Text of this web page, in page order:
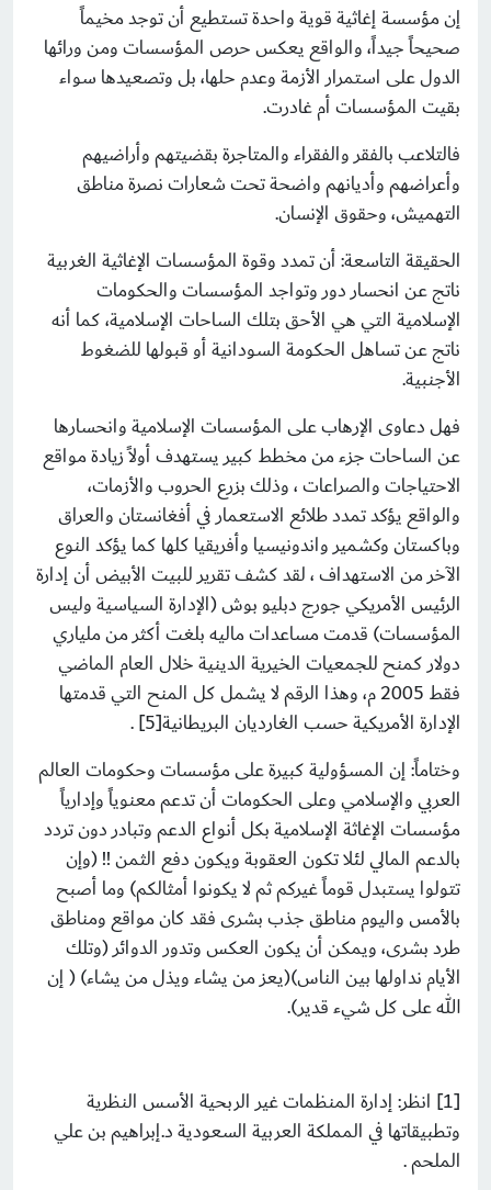
إن مؤسسة إغاثية قوية واحدة تستطيع أن توجد مخيماً
صحيحاً جيداً، والواقع يعكس حرص المؤسسات ومن ورائها
الدول على استمرار الأزمة وعدم حلها، بل وتصعيدها سواء
بقيت المؤسسات أم غادرت.
فالتلاعب بالفقر والفقراء والمتاجرة بقضيتهم وأراضيهم
وأعراضهم وأديانهم واضحة تحت شعارات نصرة مناطق
التهميش، وحقوق الإنسان.
الحقيقة التاسعة: أن تمدد وقوة المؤسسات الإغاثية الغربية
ناتج عن انحسار دور وتواجد المؤسسات والحكومات
الإسلامية التي هي الأحق بتلك الساحات الإسلامية، كما أنه
ناتج عن تساهل الحكومة السودانية أو قبولها للضغوط
الأجنبية.
فهل دعاوى الإرهاب على المؤسسات الإسلامية وانحسارها
عن الساحات جزء من مخطط كبير يستهدف أولاً زيادة مواقع
الاحتياجات والصراعات ، وذلك بزرع الحروب والأزمات،
والواقع يؤكد تمدد طلائع الاستعمار في أفغانستان والعراق
وباكستان وكشمير واندونيسيا وأفريقيا كلها كما يؤكد النوع
الآخر من الاستهداف ، لقد كشف تقرير للبيت الأبيض أن إدارة
الرئيس الأمريكي جورج دبليو بوش (الإدارة السياسية وليس
المؤسسات) قدمت مساعدات ماليه بلغت أكثر من ملياري
دولار كمنح للجمعيات الخيرية الدينية خلال العام الماضي
فقط 2005 م، وهذا الرقم لا يشمل كل المنح التي قدمتها
الإدارة الأمريكية حسب الغارديان البريطانية[5] .
وختاماً: إن المسؤولية كبيرة على مؤسسات وحكومات العالم
العربي والإسلامي وعلى الحكومات أن تدعم معنوياً وإدارياً
مؤسسات الإغاثة الإسلامية بكل أنواع الدعم وتبادر دون تردد
بالدعم المالي لئلا تكون العقوبة ويكون دفع الثمن !! (وإن
تتولوا يستبدل قوماً غيركم ثم لا يكونوا أمثالكم) وما أصبح
بالأمس واليوم مناطق جذب بشرى فقد كان مواقع ومناطق
طرد بشرى، ويمكن أن يكون العكس وتدور الدوائر (وتلك
الأيام نداولها بين الناس)(يعز من يشاء ويذل من يشاء) ( إن
الله على كل شيء قدير).
[1] انظر: إدارة المنظمات غير الربحية الأسس النظرية
وتطبيقاتھا في المملكة العربية السعودية د.إبراھيم بن علي
الملحم .